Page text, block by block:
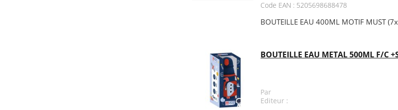
Code EAN : 5205698688478
BOUTEILLE EAU 400ML MOTIF MUST
BOUTEILLE EAU METAL 500ML F/C
Par
Editeur :